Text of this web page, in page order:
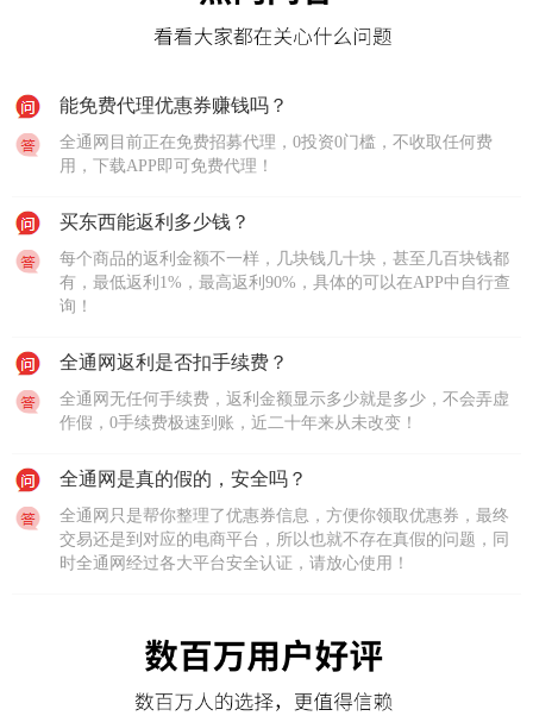
能免费代理优惠券赚钱吗？
全通网目前正在免费招募代理，0投资0门槛，不收取任何费
用，下载APP即可免费代理！
买东西能返利多少钱？
每个商品的返利金额不一样，几块钱几十块，甚至几百块钱都
有，最低返利1%，最高返利90%，具体的可以在APP中自行查
询！
全通网返利是否扣手续费？
全通网无任何手续费，返利金额显示多少就是多少，不会弄虚
作假，0手续费极速到账，近二十年来从未改变！
全通网是真的假的，安全吗？
全通网只是帮你整理了优惠券信息，方便你领取优惠券，最终
交易还是到对应的电商平台，所以也就不存在真假的问题，同
时全通网经过各大平台安全认证，请放心使用！